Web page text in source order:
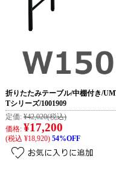
折りたたみテーブル/中棚付き/
Tシリーズ/1001909
定価: ¥42,020(税込)
価格: ¥17,200
(税込 ¥18,920) 54%OFF